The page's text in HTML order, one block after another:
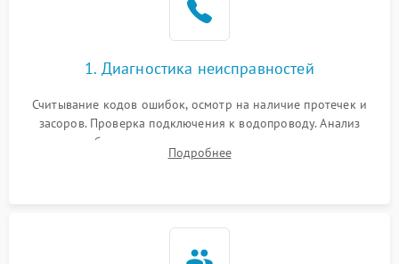
1. Диагностика неисправностей
Считывание кодов ошибок, осмотр на наличие протечек и
засоров. Проверка подключения к водопроводу. Анализ
жалоб на отсутствие слива, нагрева, вращения
разбрызгивателей или срабатывание системы защиты
Подробнее